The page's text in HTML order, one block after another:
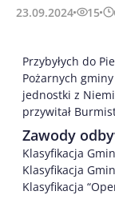
23.09.2024 15
Przybyłych do
Pożarnych
jednostki z
przywitał
Zawody
Klasyfikacja
Klasyfikacja
Klasyfikacja